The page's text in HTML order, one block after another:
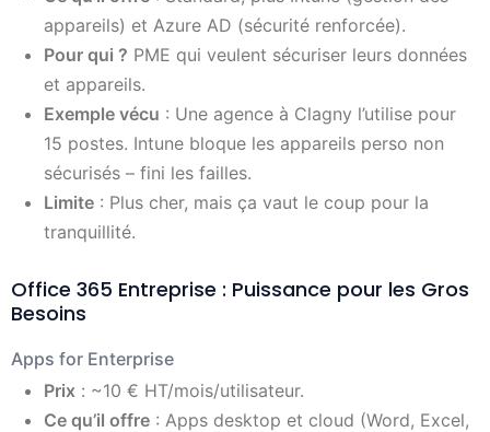
appareils) et Azure AD (sécurité renforcée).
Pour qui ? PME qui veulent sécuriser leurs données
et appareils.
Exemple vécu : Une agence à Clagny l’utilise pour
15 postes. Intune bloque les appareils perso non
sécurisés – fini les failles.
Limite : Plus cher, mais ça vaut le coup pour la
tranquillité.
Office 365 Entreprise : Puissance pour les Gros
Besoins
Apps for Enterprise
Prix : ~10 € HT/mois/utilisateur.
Ce qu’il offre : Apps desktop et cloud (Word, Excel,